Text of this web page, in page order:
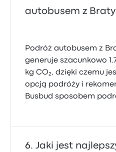
autobusem z
Podróż autobusem z
generuje szacunkowo
kg CO₂, dzięki czemu
opcją podróży i
Busbud sposobem
Jaki jest